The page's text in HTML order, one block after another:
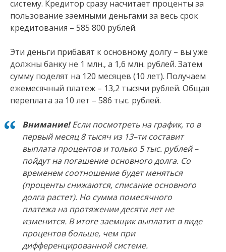
систему. Кредитор сразу насчитает проценты за
пользование заемными деньгами за весь срок
кредитования – 585 800 рублей.
Эти деньги прибавят к основному долгу – вы уже
должны банку не 1 млн., а 1,6 млн. рублей. Затем
сумму поделят на 120 месяцев (10 лет). Получаем
ежемесячный платеж – 13,2 тысячи рублей. Общая
переплата за 10 лет – 586 тыс. рублей.
Внимание!Если посмотреть на график, то в
первый месяц 8 тысяч из 13–ти составит
выплата процентов и только 5 тыс. рублей –
пойдут на погашение основного долга. Со
временем соотношение будет меняться
(проценты снижаются, списание основного
долга растет). Но сумма помесячного
платежа на протяжении десяти лет не
изменится. В итоге заемщик выплатит в виде
процентов больше, чем при
дифференцированной системе.